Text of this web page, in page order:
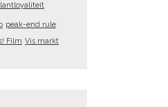
peak-end rule
Film Vis markt